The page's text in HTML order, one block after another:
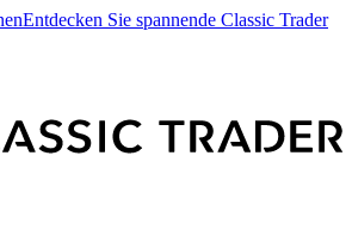
Entdecken Sie spannende Classic Trader